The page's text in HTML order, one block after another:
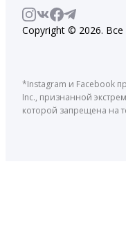
Copyright © 2026.
*Instagram и Facebook
Inc., признанной
которой запрещена на